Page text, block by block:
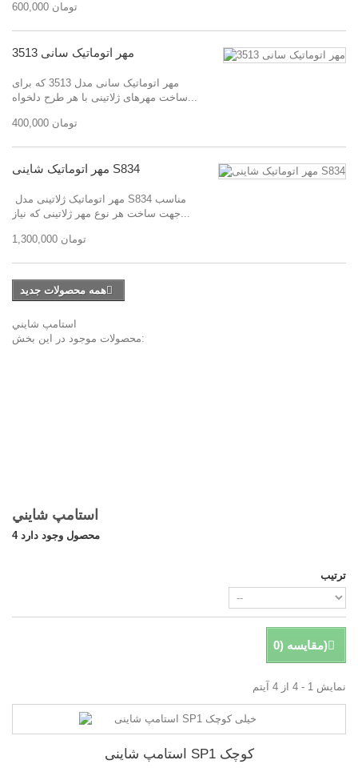
600,000 تومان
مهر اتوماتیک سانی 3513
مهر اتوماتیک سانی مدل 3513 که برای
ساخت مهرهای ژلاتینی با هر طرح دلخواه...
400,000 تومان
مهر اتوماتیک شاینی S834
جهت ساخت هر نوع مهر ژلاتینی که نیاز...
1,300,000 تومان
همه محصولات جدید
استامپ شايني
محصولات موجود در اين بخش:
4 محصول وجود دارد
ترتیب
مقایسه (0 )
نمایش 1 - 4 از 4 آیتم
استامپ شاینی SP1 کوچک